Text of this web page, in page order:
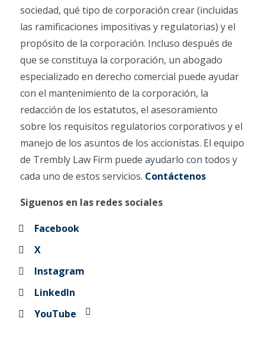
sociedad, qué tipo de corporación crear (incluidas
las ramificaciones impositivas y regulatorias) y el
propósito de la corporación. Incluso después de
que se constituya la corporación, un abogado
especializado en derecho comercial puede ayudar
con el mantenimiento de la corporación, la
redacción de los estatutos, el asesoramiento
sobre los requisitos regulatorios corporativos y el
manejo de los asuntos de los accionistas. El equipo
de Trembly Law Firm puede ayudarlo con todos y
cada uno de estos servicios. Contáctenos
Siguenos en las redes sociales
Facebook
X
Instagram
LinkedIn
YouTube